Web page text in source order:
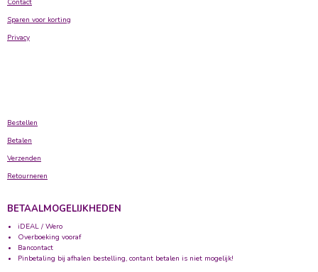
Sparen voor korting
Privacy
Bestellen
Betalen
Verzenden
Retourneren
BETAALMOGELIJKHEDEN
iDEAL / Wero
Overboeking vooraf
Bancontact
Pinbetaling bij afhalen bestelling, contant betalen is niet mogelijk!